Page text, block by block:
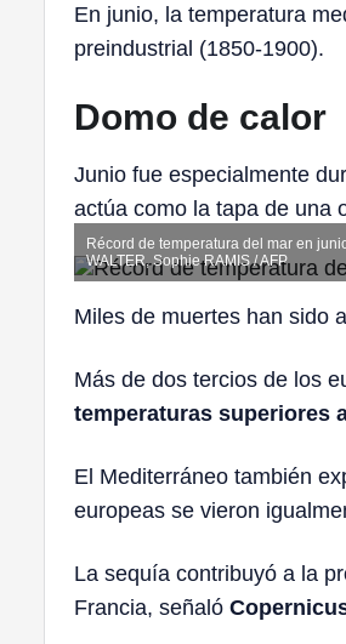
En junio, la temperatura
preindustrial (1850-1900).
Domo de calor
Junio fue especialmente
actúa como la tapa de una
Récord de temperatura del mar en
WALTER, Sophie RAMIS / AFP
Miles de muertes han sido
Más de dos tercios de los
temperaturas superiores
El Mediterráneo también
europeas se vieron
La sequía contribuyó a la
Francia, señaló